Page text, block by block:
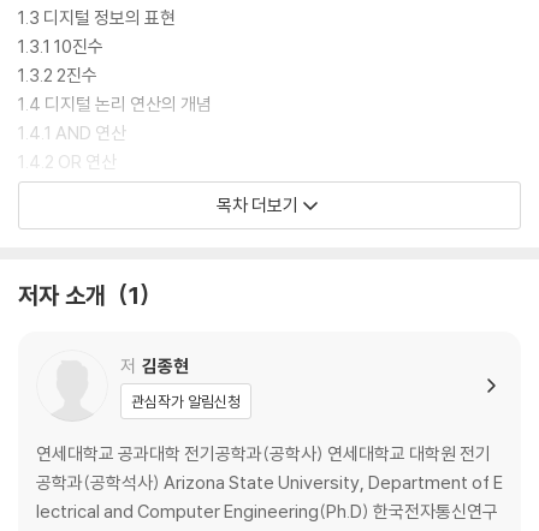
1.3 디지털 정보의 표현
1.3.1 10진수
1.3.2 2진수
1.4 디지털 논리 연산의 개념
1.4.1 AND 연산
1.4.2 OR 연산
1.4.3 NOT 연산
1.5.3 NOT 게이트
1.6 조합회로 및 순차회로
1.7 디지털 IC 칩
기본문제
연습문제
CHAPTER 02 2진수 체계와 디지털 코드
목차 더보기
저자 소개 1
저 김종현
관심작가 알림신청
연세대학교 공과대학 전기공학과(공학사) 연세대학교 대학원 전기
공학과(공학석사) Arizona State University, Department of E
lectrical and Computer Engineering(Ph.D) 한국전자통신연구